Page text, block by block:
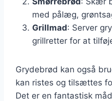
med pålæg,
Grillmad: Server
grillretter for at
Grydebrød kan også
kan ristes og tilsættes
Det er en fantastisk